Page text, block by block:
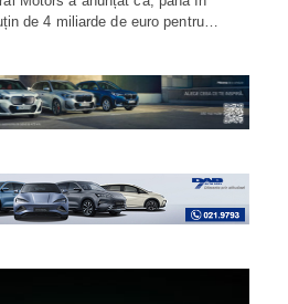
de 4 miliarde de euro pentru…